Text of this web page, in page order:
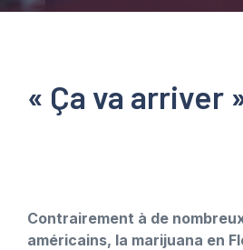
« Ça va arriver
Contrairement à de
américains, la marijuana en